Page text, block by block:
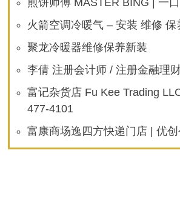
火箭空调冷暖气 – 安装 维修 保
聚龙冷暖器维修保养新装
李倩 注册会计师 / 注册金融理
富记杂货店 Fu Kee Trading
477-4101
富康商场逸四方快递门店 | 优创